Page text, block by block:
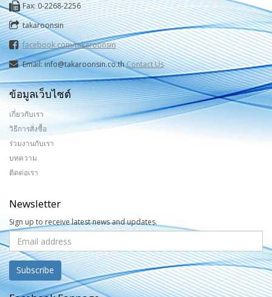
Fax: 0-2268-2256
takaroonsin
facebook.com/takaroonsin
Email: info@takaroonsin.co.thContact Us
ข้อมูลเว็บไซต์
เกี่ยวกับเรา
วิธีการสั่งซื้อ
ร่วมงานกับเรา
บทความ
ติดต่อเรา
Newsletter
Sign up to receive latest news and updates.